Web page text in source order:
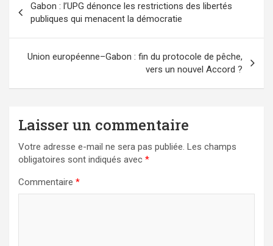
de
l’article
Gabon : l’UPG dénonce les restrictions des libertés
publiques qui menacent la démocratie
Union européenne–Gabon : fin du protocole de pêche,
vers un nouvel Accord ?
Laisser un commentaire
Votre adresse e-mail ne sera pas publiée. Les champs
obligatoires sont indiqués avec *
Commentaire *